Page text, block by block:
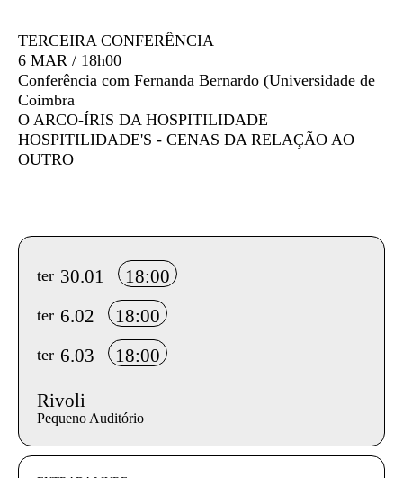
TERCEIRA CONFERÊNCIA
6 MAR / 18h00
Conferência com Fernanda Bernardo (Universidade de
Coimbra
O ARCO-ÍRIS DA HOSPITILIDADE
HOSPITILIDADE'S - CENAS DA RELAÇÃO AO
OUTRO
Info sobre horário e bilhetes
ter 30.01 18:00
ter 6.02 18:00
ter 6.03 18:00
Rivoli
Pequeno Auditório
InformaÃ§Ã£o adicional